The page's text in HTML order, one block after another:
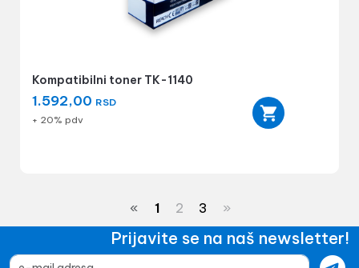
Kompatibilni toner TK-1140
1.592,00 RSD
+ 20% pdv
« 1 2 3 »
Prijavite se na naš newsletter!